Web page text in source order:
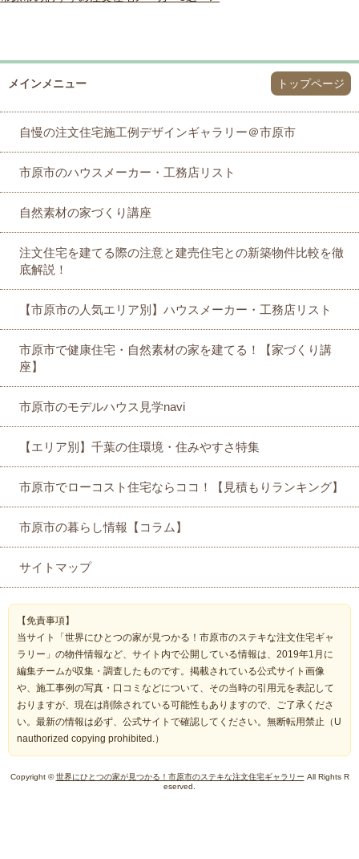
メインメニュー トップページ
自慢の注文住宅施工例デザインギャラリー＠市原市
市原市のハウスメーカー・工務店リスト
自然素材の家づくり講座
注文住宅を建てる際の注意と建売住宅との新築物件比較を徹
底解説！
【市原市の人気エリア別】ハウスメーカー・工務店リスト
市原市で健康住宅・自然素材の家を建てる！【家づくり講
座】
市原市のモデルハウス見学navi
【エリア別】千葉の住環境・住みやすさ特集
市原市でローコスト住宅ならココ！【見積もりランキング】
市原市の暮らし情報【コラム】
サイトマップ
【免責事項】
当サイト「世界にひとつの家が見つかる！市原市のステキな注文住宅ギャ
ラリー」の物件情報など、サイト内で公開している情報は、2019年1月に
編集チームが収集・調査したものです。掲載されている公式サイト画像
や、施工事例の写真・口コミなどについて、その当時の引用元を表記して
おりますが、現在は削除されている可能性もありますので、ご了承くださ
い。最新の情報は必ず、公式サイトで確認してください。無断転用禁止（U
nauthorized copying prohibited.）
Copyright ©世界にひとつの家が見つかる！市原市のステキな注文住宅ギャラリー All Rights R
eserved.